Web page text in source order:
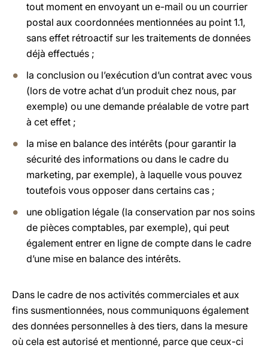
tout moment en envoyant un e-mail ou un courrier
postal aux coordonnées mentionnées au point 1.1,
sans effet rétroactif sur les traitements de données
déjà effectués ;
la conclusion ou l’exécution d’un contrat avec vous
(lors de votre achat d’un produit chez nous, par
exemple) ou une demande préalable de votre part
à cet effet ;
la mise en balance des intérêts (pour garantir la
sécurité des informations ou dans le cadre du
marketing, par exemple), à laquelle vous pouvez
toutefois vous opposer dans certains cas ;
une obligation légale (la conservation par nos soins
de pièces comptables, par exemple), qui peut
également entrer en ligne de compte dans le cadre
d’une mise en balance des intérêts.
Dans le cadre de nos activités commerciales et aux
fins susmentionnées, nous communiquons également
des données personnelles à des tiers, dans la mesure
où cela est autorisé et mentionné, parce que ceux-ci